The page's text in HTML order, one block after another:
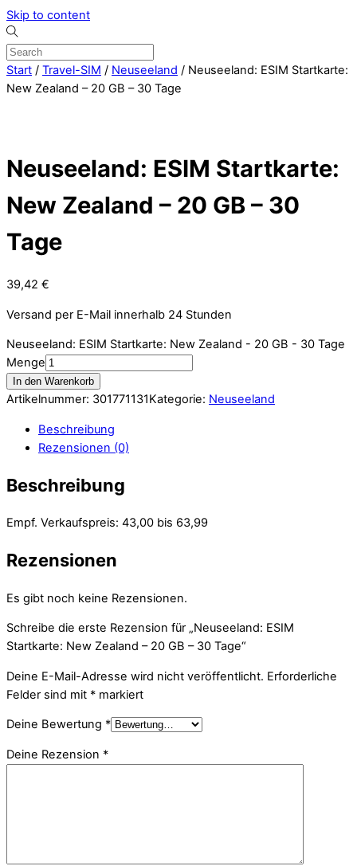
Skip to content
Start / Travel-SIM / Neuseeland / Neuseeland: ESIM Startkarte:
New Zealand – 20 GB – 30 Tage
Neuseeland: ESIM Startkarte:
New Zealand – 20 GB – 30
Tage
39,42 €
Versand per E-Mail innerhalb 24 Stunden
Neuseeland: ESIM Startkarte: New Zealand - 20 GB - 30 Tage
Menge
In den Warenkorb
Artikelnummer: 301771131Kategorie: Neuseeland
Beschreibung
Rezensionen (0)
Beschreibung
Empf. Verkaufspreis: 43,00 bis 63,99
Rezensionen
Es gibt noch keine Rezensionen.
Schreibe die erste Rezension für „Neuseeland: ESIM
Startkarte: New Zealand – 20 GB – 30 Tage“
Deine E-Mail-Adresse wird nicht veröffentlicht. Erforderliche
Felder sind mit * markiert
Deine Bewertung *
Deine Rezension *